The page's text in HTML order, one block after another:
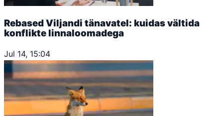
Rebased Viljandi tänavatel: kuidas vältida
konflikte linnaloomadega
Jul 14, 15:04